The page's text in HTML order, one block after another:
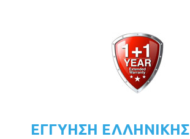
ΕΓΓΥΗΣΗ ΕΛΛΗΝΙΚΗΣ